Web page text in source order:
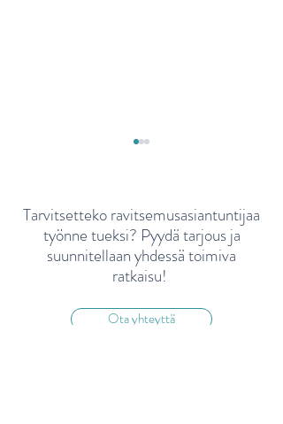
Ruokavalio lievässä
munuaisten vajaatoiminnassa:
näin tuet munuaisia ja
Tarvitsetteko ravitsemusasiantuntijaa
työnne tueksi? Pyydä tarjous ja
suunnitellaan yhdessä toimiva
ratkaisu!
Ota yhteyttä